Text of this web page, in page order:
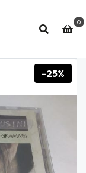
0
-25%